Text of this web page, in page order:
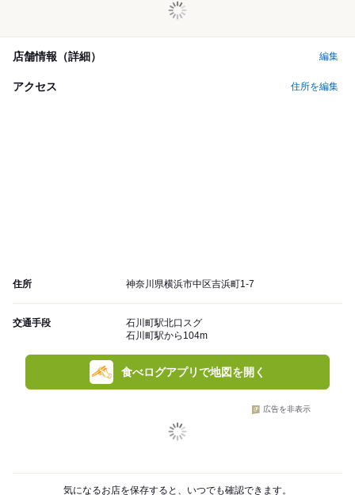
店舗情報（詳細） 編集
アクセス 住所を編集
住所 神奈川県横浜市中区吉浜町1-7
交通手段
石川町駅北口スグ
石川町駅から104m
食べログアプリで地図を開く
広告を非表示
気になるお店を保存すると、いつでも確認できます。